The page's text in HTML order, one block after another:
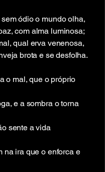
ódio o mundo olha,
com alma luminosa;
qual erva venenosa,
brota e se desfolha.
o mal, que o próprio
e a sombra o torna
sente a vida
na ira que o enforca e